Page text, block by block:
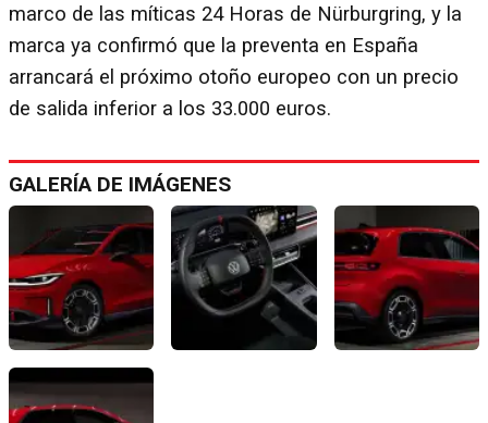
marco de las míticas 24 Horas de Nürburgring, y la
marca ya confirmó que la preventa en España
arrancará el próximo otoño europeo con un precio
de salida inferior a los 33.000 euros.
GALERÍA DE IMÁGENES